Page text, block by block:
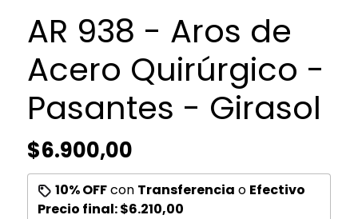
AR 938 - Aros de
Acero Quirúrgico -
Pasantes - Girasol
$6.900,00
10% OFFcon Transferencia o Efectivo
Precio final:$6.210,00